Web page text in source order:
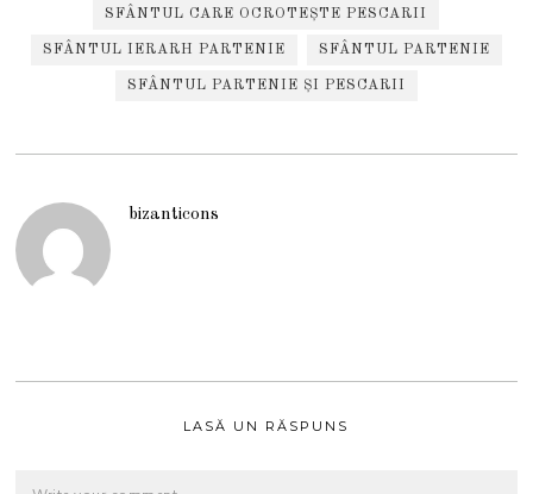
SFÂNTUL CARE OCROTEȘTE PESCARII
SFÂNTUL IERARH PARTENIE SFÂNTUL PARTENIE
SFÂNTUL PARTENIE ȘI PESCARII
bizanticons
LASĂ UN RĂSPUNS